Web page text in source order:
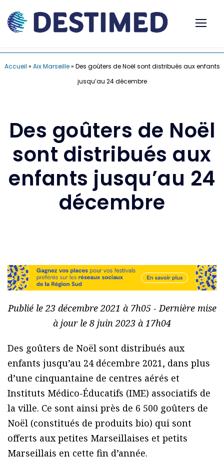
Accueil » Aix Marseille» Des goûters de Noël sont distribués aux enfants
jusqu’au 24 décembre
Des goûters de Noël
sont distribués aux
enfants jusqu’au 24
décembre
Publié le 23 décembre 2021 à 7h05 - Dernière mise
à jour le 8 juin 2023 à 17h04
Des goûters de Noël sont distribués aux
enfants jusqu’au 24 décembre 2021, dans plus
d’une cinquantaine de centres aérés et
Instituts Médico-Éducatifs (IME) associatifs de
la ville. Ce sont ainsi près de 6 500 goûters de
Noël (constitués de produits bio) qui sont
offerts aux petites Marseillaises et petits
Marseillais en cette fin d’année.